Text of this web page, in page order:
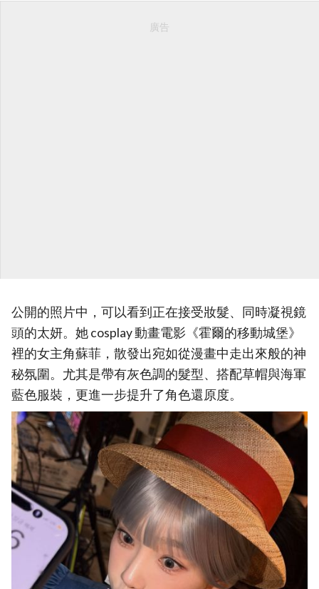
廣告
公開的照片中，可以看到正在接受妝髮、同時凝視鏡
頭的太妍。她 cosplay 動畫電影《霍爾的移動城堡》
裡的女主角蘇菲，散發出宛如從漫畫中走出來般的神
秘氛圍。尤其是帶有灰色調的髮型、搭配草帽與海軍
藍色服裝，更進一步提升了角色還原度。